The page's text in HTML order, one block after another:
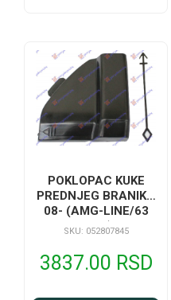
POKLOPAC KUKE
PREDNJEG BRANIKA
08- (AMG-LINE/63
AMG)
SKU: 052807845
3837.00 RSD